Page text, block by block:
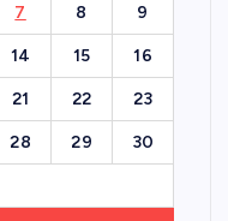
7 8 9
14 15 16
21 22 23
28 29 30